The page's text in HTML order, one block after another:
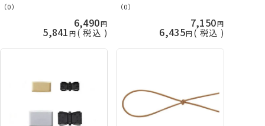
（0）
6,490
5,841 税込
（0）
7,150
6,435 税込